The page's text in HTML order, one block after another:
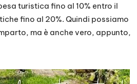
turistica fino al 10% entro il
fino al 20%. Quindi possiamo
ma è anche vero, appunto,